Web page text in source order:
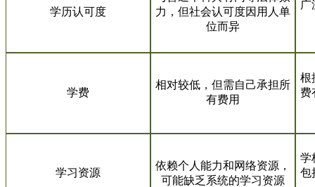
学历认可度
力，但社会认可度因用人单
位而异
广
学费
相对较低，但需自己承担所
有费用
根
费
学习资源
依赖个人能力和网络资源，
可能缺乏系统的学习资源
学
包